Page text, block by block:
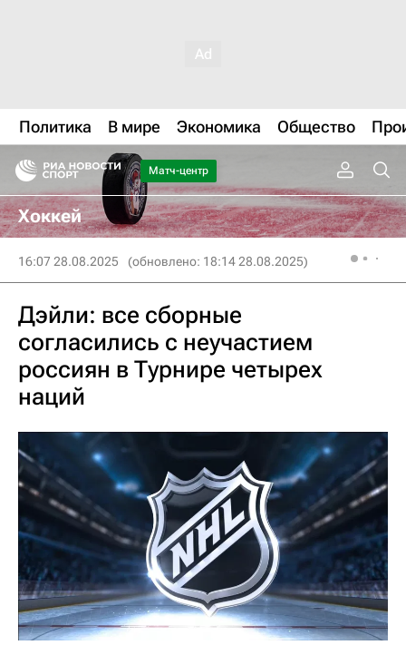
Политика В мире Экономика Общество
Матч-центр
Хоккей
16:07 28.08.2025 (обновлено: 18:14 28.08.2025)
Дэйли: все сборные
согласились с неучастием
россиян в Турнире четырех
наций